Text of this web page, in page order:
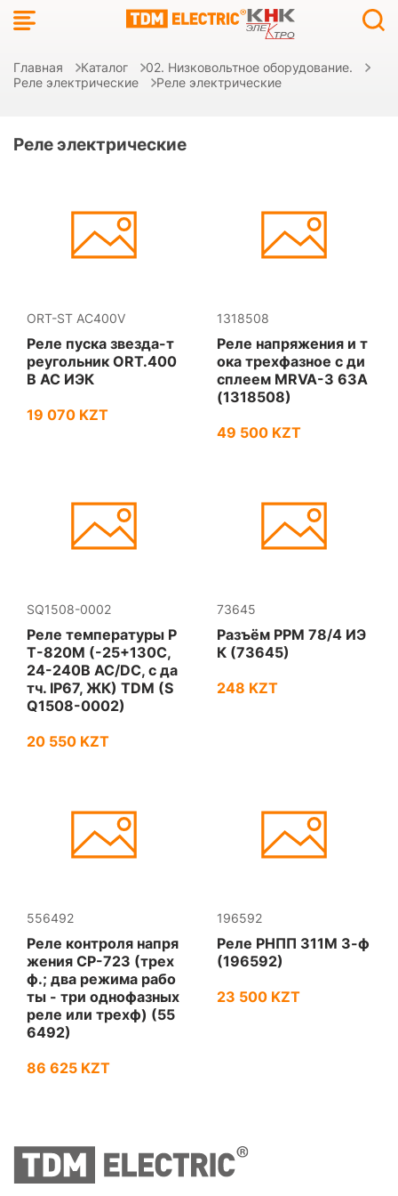
Главная Каталог
02. Низковольтное оборудование.
Реле электрические
Реле электрические
Реле электрические
ORT-ST AC400V
Реле пуска звезда-т
реугольник ORT.400
В AC ИЭК
19 070 KZT
1318508
Реле напряжения и т
ока трехфазное с ди
сплеем MRVA-3 63A
(1318508)
49 500 KZT
SQ1508-0002
Реле температуры Р
Т-820M (-25+130C,
24-240В АС/DC, с да
тч. IP67, ЖК) TDM (S
Q1508-0002)
20 550 KZT
73645
Разъём РРМ 78/4 ИЭ
К (73645)
248 KZT
556492
Реле контроля напря
жения CP-723 (трех
ф.; два режима рабо
ты - три однофазных
реле или трехф) (55
6492)
86 625 KZT
196592
Реле РНПП 311М 3-ф
(196592)
23 500 KZT